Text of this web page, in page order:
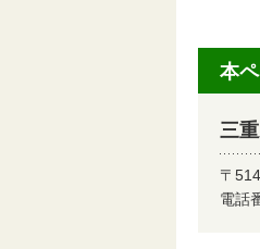
本
三
〒
電話